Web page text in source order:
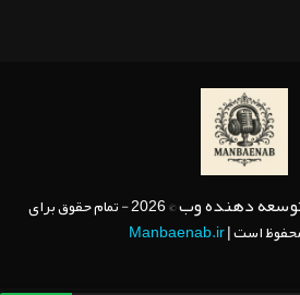
دهنده وب
© 2026 - تمام حقوق برای
است |Manbaenab.ir